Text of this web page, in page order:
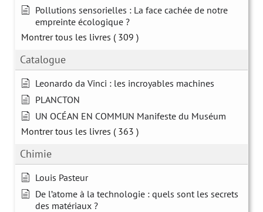
Pollutions sensorielles : La face cachée de notre
empreinte écologique ?
Montrer tous les livres ( 309 )
Catalogue
Leonardo da Vinci : les incroyables machines
PLANCTON
UN OCÉAN EN COMMUN Manifeste du Muséum
Montrer tous les livres ( 363 )
Chimie
Louis Pasteur
De l’atome à la technologie : quels sont les secrets
des matériaux ?